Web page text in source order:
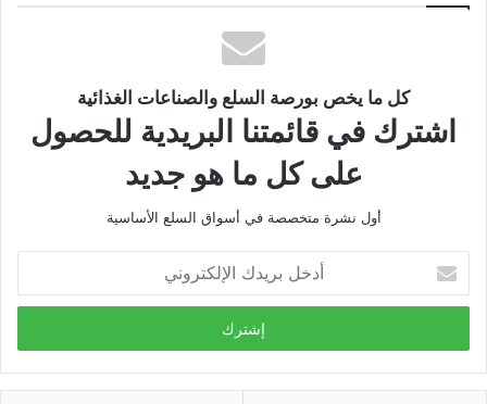
كل ما يخص بورصة السلع والصناعات الغذائية
اشترك في قائمتنا البريدية للحصول
على كل ما هو جديد
أول نشرة متخصصة في أسواق السلع الأساسية
بريدك
الإلكتروني